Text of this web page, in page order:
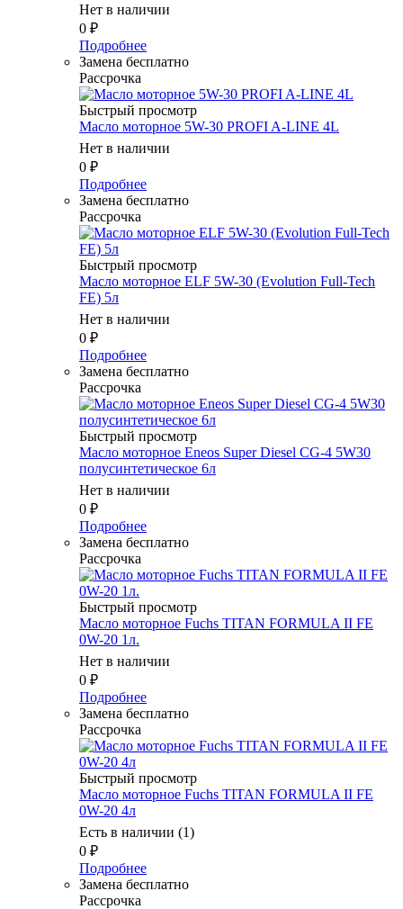
Нет в наличии
0 ₽
Подробнее
Замена бесплатно
Рассрочка
Быстрый просмотр
Масло моторное 5W-30 PROFI A-LINE 4L
Нет в наличии
0 ₽
Подробнее
Замена бесплатно
Рассрочка
Быстрый просмотр
Масло моторное ELF 5W-30 (Evolution Full-Tech
FE) 5л
Нет в наличии
0 ₽
Подробнее
Замена бесплатно
Рассрочка
Быстрый просмотр
Масло моторное Eneos Super Diesel CG-4 5W30
полусинтетическое 6л
Нет в наличии
0 ₽
Подробнее
Замена бесплатно
Рассрочка
Быстрый просмотр
Масло моторное Fuchs TITAN FORMULA II FE
0W-20 1л.
Нет в наличии
0 ₽
Подробнее
Замена бесплатно
Рассрочка
Быстрый просмотр
Масло моторное Fuchs TITAN FORMULA II FE
0W-20 4л
Есть в наличии (1)
0 ₽
Подробнее
Замена бесплатно
Рассрочка